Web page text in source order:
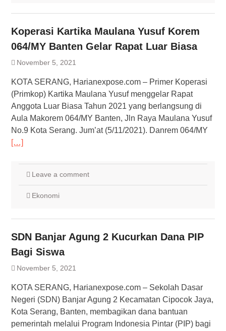
Koperasi Kartika Maulana Yusuf Korem
064/MY Banten Gelar Rapat Luar Biasa
November 5, 2021
KOTA SERANG, Harianexpose.com – Primer Koperasi
(Primkop) Kartika Maulana Yusuf menggelar Rapat
Anggota Luar Biasa Tahun 2021 yang berlangsung di
Aula Makorem 064/MY Banten, Jln Raya Maulana Yusuf
No.9 Kota Serang. Jum’at (5/11/2021). Danrem 064/MY
[…]
Leave a comment
Ekonomi
SDN Banjar Agung 2 Kucurkan Dana PIP
Bagi Siswa
November 5, 2021
KOTA SERANG, Harianexpose.com – Sekolah Dasar
Negeri (SDN) Banjar Agung 2 Kecamatan Cipocok Jaya,
Kota Serang, Banten, membagikan dana bantuan
pemerintah melalui Program Indonesia Pintar (PIP) bagi